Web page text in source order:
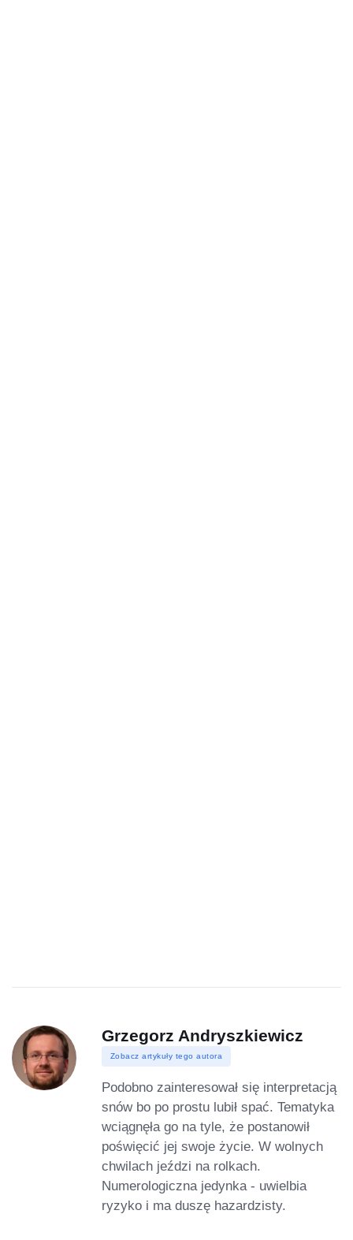
Grzegorz Andryszkiewicz
Zobacz artykuły tego autora
Podobno zainteresował się interpretacją
snów bo po prostu lubił spać. Tematyka
wciągnęła go na tyle, że postanowił
poświęcić jej swoje życie. W wolnych
chwilach jeździ na rolkach.
Numerologiczna jedynka - uwielbia
ryzyko i ma duszę hazardzisty.